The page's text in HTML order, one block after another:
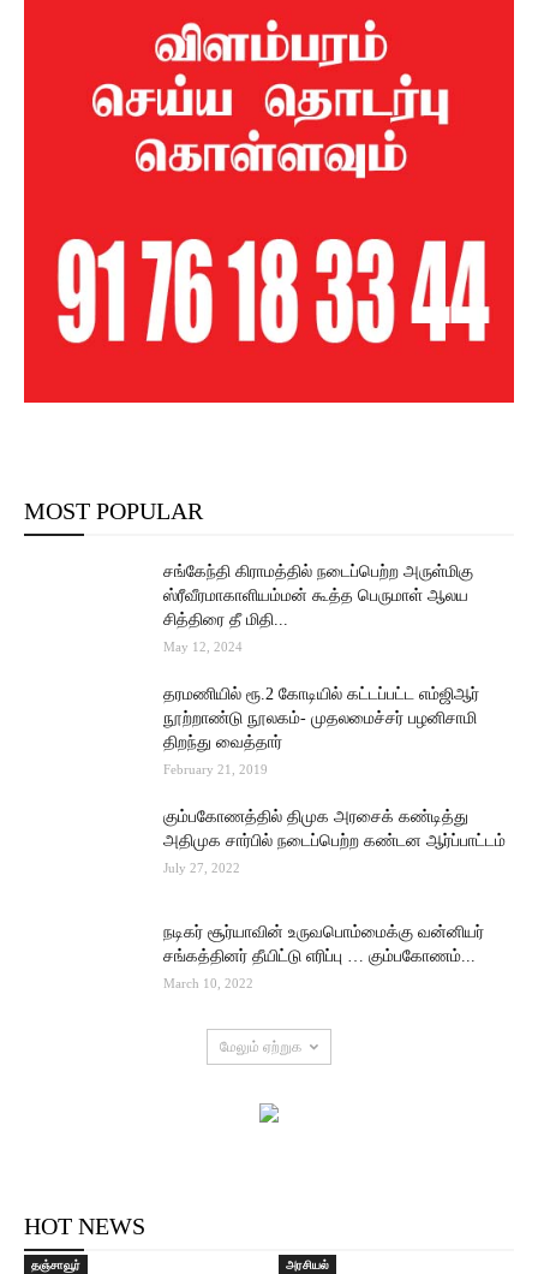
MOST POPULAR
சங்கேந்தி கிராமத்தில் நடைப்பெற்ற அருள்மிகு
ஸ்ரீவீரமாகாளியம்மன் கூத்த பெருமாள் ஆலய
சித்திரை தீ மிதி...
May 12, 2024
தரமணியில் ரூ.2 கோடியில் கட்டப்பட்ட எம்ஜிஆர்
நூற்றாண்டு நூலகம்- முதலமைச்சர் பழனிசாமி
திறந்து வைத்தார்
February 21, 2019
கும்பகோணத்தில் திமுக அரசைக் கண்டித்து
அதிமுக சார்பில் நடைப்பெற்ற கண்டன ஆர்ப்பாட்டம்
July 27, 2022
நடிகர் சூர்யாவின் உருவபொம்மைக்கு வன்னியர்
சங்கத்தினர் தீயிட்டு எரிப்பு … கும்பகோணம்...
March 10, 2022
மேலும் ஏற்றுக
HOT NEWS
தஞ்சாவூர் அரசியல்